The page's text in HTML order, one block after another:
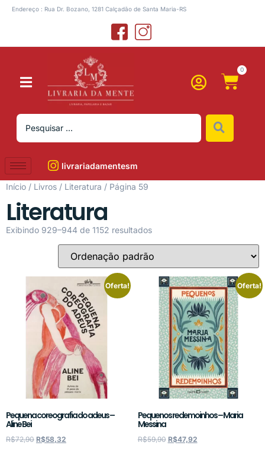
Endereço : Rua Dr. Bozano, 1281 Calçadão de Santa Maria-RS
0
livrariadamentesm
Início / Livros / Literatura / Página 59
Literatura
Exibindo 929–944 de 1152 resultados
Oferta!
Pequena coreografia do adeus –
Aline Bei
R$72,90 R$58,32
Oferta!
Pequenos redemoinhos – Maria
Messina
R$59,90 R$47,92